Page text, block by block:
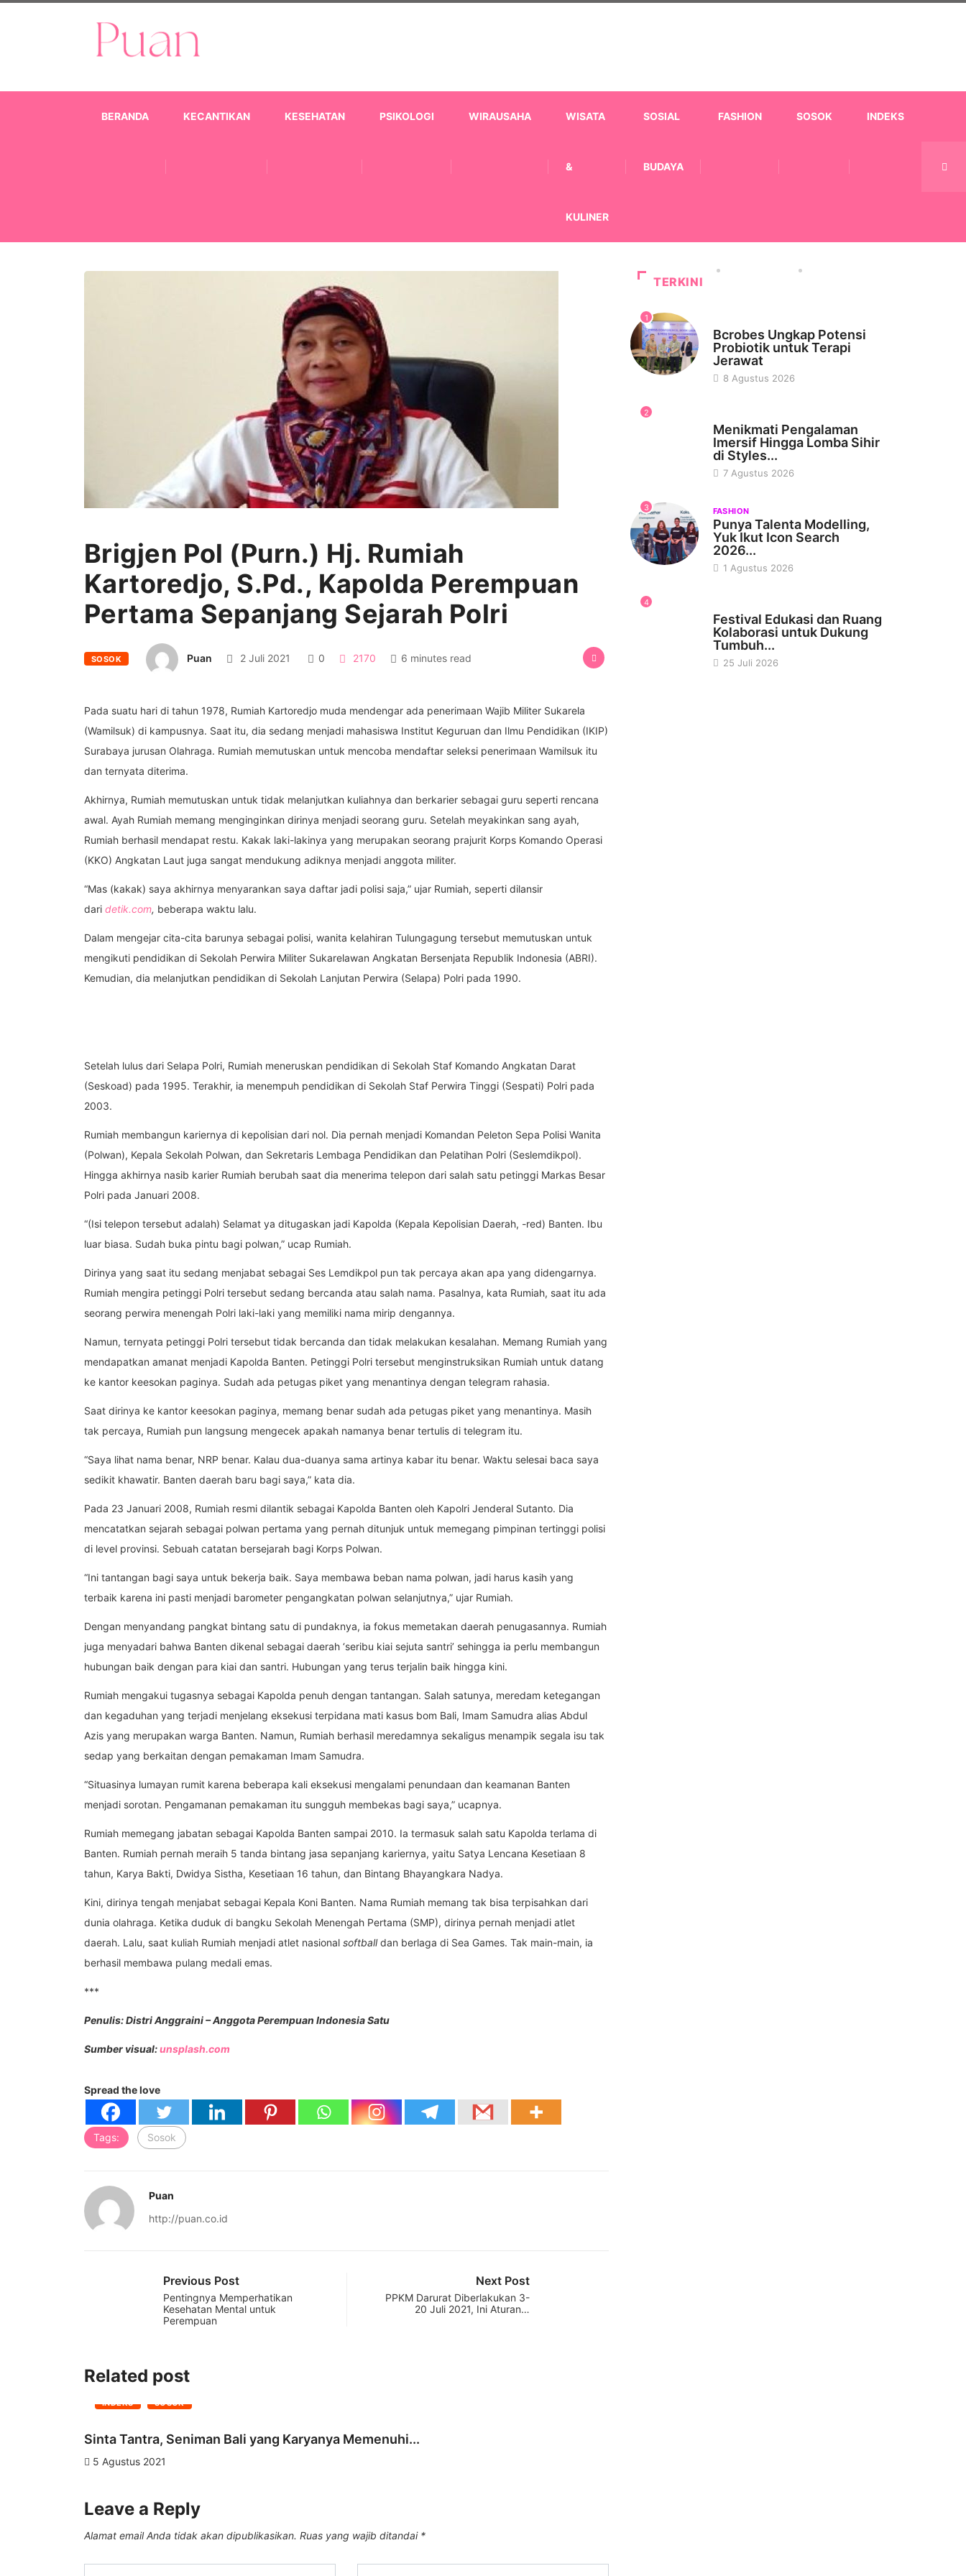
BERANDA KECANTIKAN KESEHATAN PSIKOLOGI WIRAUSAHA WISATA
&
KULINER
SOSIAL
BUDAYA
FASHION SOSOK INDEKS
Brigjen Pol (Purn.) Hj. Rumiah
Kartoredjo, S.Pd., Kapolda Perempuan
Pertama Sepanjang Sejarah Polri
SOSOK Puan 2 Juli 2021 0 2170 6 minutes read
Pada suatu hari di tahun 1978, Rumiah Kartoredjo muda mendengar ada penerimaan Wajib Militer Sukarela
(Wamilsuk) di kampusnya. Saat itu, dia sedang menjadi mahasiswa Institut Keguruan dan Ilmu Pendidikan (IKIP)
Surabaya jurusan Olahraga. Rumiah memutuskan untuk mencoba mendaftar seleksi penerimaan Wamilsuk itu
dan ternyata diterima.
Akhirnya, Rumiah memutuskan untuk tidak melanjutkan kuliahnya dan berkarier sebagai guru seperti rencana
awal. Ayah Rumiah memang menginginkan dirinya menjadi seorang guru. Setelah meyakinkan sang ayah,
Rumiah berhasil mendapat restu. Kakak laki-lakinya yang merupakan seorang prajurit Korps Komando Operasi
(KKO) Angkatan Laut juga sangat mendukung adiknya menjadi anggota militer.
“Mas (kakak) saya akhirnya menyarankan saya daftar jadi polisi saja,” ujar Rumiah, seperti dilansir
dari detik.com, beberapa waktu lalu.
Dalam mengejar cita-cita barunya sebagai polisi, wanita kelahiran Tulungagung tersebut memutuskan untuk
mengikuti pendidikan di Sekolah Perwira Militer Sukarelawan Angkatan Bersenjata Republik Indonesia (ABRI).
Kemudian, dia melanjutkan pendidikan di Sekolah Lanjutan Perwira (Selapa) Polri pada 1990.
Setelah lulus dari Selapa Polri, Rumiah meneruskan pendidikan di Sekolah Staf Komando Angkatan Darat
(Seskoad) pada 1995. Terakhir, ia menempuh pendidikan di Sekolah Staf Perwira Tinggi (Sespati) Polri pada
2003.
Rumiah membangun kariernya di kepolisian dari nol. Dia pernah menjadi Komandan Peleton Sepa Polisi Wanita
(Polwan), Kepala Sekolah Polwan, dan Sekretaris Lembaga Pendidikan dan Pelatihan Polri (Seslemdikpol).
Hingga akhirnya nasib karier Rumiah berubah saat dia menerima telepon dari salah satu petinggi Markas Besar
Polri pada Januari 2008.
“(Isi telepon tersebut adalah) Selamat ya ditugaskan jadi Kapolda (Kepala Kepolisian Daerah, -red) Banten. Ibu
luar biasa. Sudah buka pintu bagi polwan,” ucap Rumiah.
Dirinya yang saat itu sedang menjabat sebagai Ses Lemdikpol pun tak percaya akan apa yang didengarnya.
Rumiah mengira petinggi Polri tersebut sedang bercanda atau salah nama. Pasalnya, kata Rumiah, saat itu ada
seorang perwira menengah Polri laki-laki yang memiliki nama mirip dengannya.
Namun, ternyata petinggi Polri tersebut tidak bercanda dan tidak melakukan kesalahan. Memang Rumiah yang
mendapatkan amanat menjadi Kapolda Banten. Petinggi Polri tersebut menginstruksikan Rumiah untuk datang
ke kantor keesokan paginya. Sudah ada petugas piket yang menantinya dengan telegram rahasia.
Saat dirinya ke kantor keesokan paginya, memang benar sudah ada petugas piket yang menantinya. Masih
tak percaya, Rumiah pun langsung mengecek apakah namanya benar tertulis di telegram itu.
“Saya lihat nama benar, NRP benar. Kalau dua-duanya sama artinya kabar itu benar. Waktu selesai baca saya
sedikit khawatir. Banten daerah baru bagi saya,” kata dia.
Pada 23 Januari 2008, Rumiah resmi dilantik sebagai Kapolda Banten oleh Kapolri Jenderal Sutanto. Dia
mencatatkan sejarah sebagai polwan pertama yang pernah ditunjuk untuk memegang pimpinan tertinggi polisi
di level provinsi. Sebuah catatan bersejarah bagi Korps Polwan.
“Ini tantangan bagi saya untuk bekerja baik. Saya membawa beban nama polwan, jadi harus kasih yang
terbaik karena ini pasti menjadi barometer pengangkatan polwan selanjutnya,” ujar Rumiah.
Dengan menyandang pangkat bintang satu di pundaknya, ia fokus memetakan daerah penugasannya. Rumiah
juga menyadari bahwa Banten dikenal sebagai daerah ‘seribu kiai sejuta santri’ sehingga ia perlu membangun
hubungan baik dengan para kiai dan santri. Hubungan yang terus terjalin baik hingga kini.
Rumiah mengakui tugasnya sebagai Kapolda penuh dengan tantangan. Salah satunya, meredam ketegangan
dan kegaduhan yang terjadi menjelang eksekusi terpidana mati kasus bom Bali, Imam Samudra alias Abdul
Azis yang merupakan warga Banten. Namun, Rumiah berhasil meredamnya sekaligus menampik segala isu tak
sedap yang berkaitan dengan pemakaman Imam Samudra.
“Situasinya lumayan rumit karena beberapa kali eksekusi mengalami penundaan dan keamanan Banten
menjadi sorotan. Pengamanan pemakaman itu sungguh membekas bagi saya,” ucapnya.
Rumiah memegang jabatan sebagai Kapolda Banten sampai 2010. Ia termasuk salah satu Kapolda terlama di
Banten. Rumiah pernah meraih 5 tanda bintang jasa sepanjang kariernya, yaitu Satya Lencana Kesetiaan 8
tahun, Karya Bakti, Dwidya Sistha, Kesetiaan 16 tahun, dan Bintang Bhayangkara Nadya.
Kini, dirinya tengah menjabat sebagai Kepala Koni Banten. Nama Rumiah memang tak bisa terpisahkan dari
dunia olahraga. Ketika duduk di bangku Sekolah Menengah Pertama (SMP), dirinya pernah menjadi atlet
daerah. Lalu, saat kuliah Rumiah menjadi atlet nasional softballdan berlaga di Sea Games. Tak main-main, ia
berhasil membawa pulang medali emas.
***
Penulis: Distri Anggraini – Anggota Perempuan Indonesia Satu
Sumber visual:unsplash.com
Spread the love
Tags: Sosok
Puan
http://puan.co.id
Previous Post
Pentingnya Memperhatikan
Kesehatan Mental untuk
Perempuan
Next Post
PPKM Darurat Diberlakukan 3-
20 Juli 2021, Ini Aturan…
Related post
INDEKS SOSOK
Sinta Tantra, Seniman Bali yang Karyanya Memenuhi...
5 Agustus 2021
Leave a Reply
Alamat email Anda tidak akan dipublikasikan. Ruas yang wajib ditandai *
TERKINI
1
Bcrobes Ungkap Potensi
Probiotik untuk Terapi
Jerawat
8 Agustus 2026
2
Menikmati Pengalaman
Imersif Hingga Lomba Sihir
di Styles...
7 Agustus 2026
3 FASHION
Punya Talenta Modelling,
Yuk Ikut Icon Search
2026...
1 Agustus 2026
4
Festival Edukasi dan Ruang
Kolaborasi untuk Dukung
Tumbuh...
25 Juli 2026